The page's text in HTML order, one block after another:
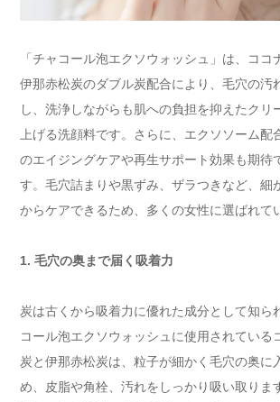
「チャコール泡エクソウォッシュ」は、ココ
伊那赤松炭のダブル炭配合により、毛穴の汚
し、洗浄しながらも肌への負担を抑えたクリ
上げる洗顔料です。さらに、エクソソーム配
のエイジングケアや再生サポート効果も期待
す。毛穴詰まりや黒ずみ、ザラつきなど、細
からケアできるため、多くの女性に選ばれて
1. 毛穴の奥まで届く吸着力
炭は古くから吸着力に優れた成分として知ら
コール泡エクソウォッシュに使用されている
炭と伊那赤松炭は、粒子が細かく毛穴の奥に
め、皮脂や角栓、汚れをしっかり吸い取りま